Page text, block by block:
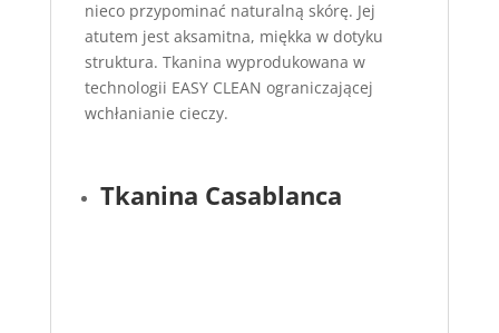
nieco przypominać naturalną skórę. Jej
atutem jest aksamitna, miękka w dotyku
struktura. Tkanina wyprodukowana w
technologii EASY CLEAN ograniczającej
wchłanianie cieczy.
Tkanina Casablanca